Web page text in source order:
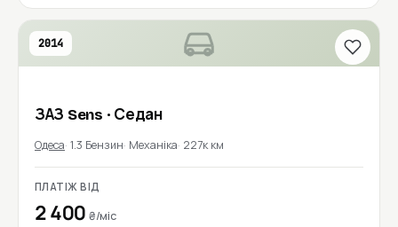
2014
ЗАЗ Sens · Седан
Одеса 1.3 Бензин Механіка 227к км
ПЛАТІЖ ВІД
2 400₴/міс